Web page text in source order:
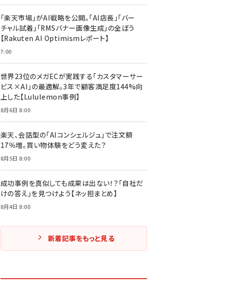
「楽天市場」がAI戦略を公開。「AI店長」「バー
チャル試着」「RMSバナー画像生成」の全ぼう
【Rakuten AI Optimismレポート】
7:00
世界23位のメガECが実践する「カスタマーサー
ビス×AI」の最適解。3年で顧客満足度144%向
上した【Lululemon事例】
8月6日 8:00
楽天、会話型の「AIコンシェルジュ」で注文額
17％増。買い物体験をどう変えた？
8月5日 8:00
成功事例を真似しても成果は出ない！？「自社だ
けの答え」を見つけよう【ネッ担まとめ】
8月4日 8:00
新着記事をもっと見る